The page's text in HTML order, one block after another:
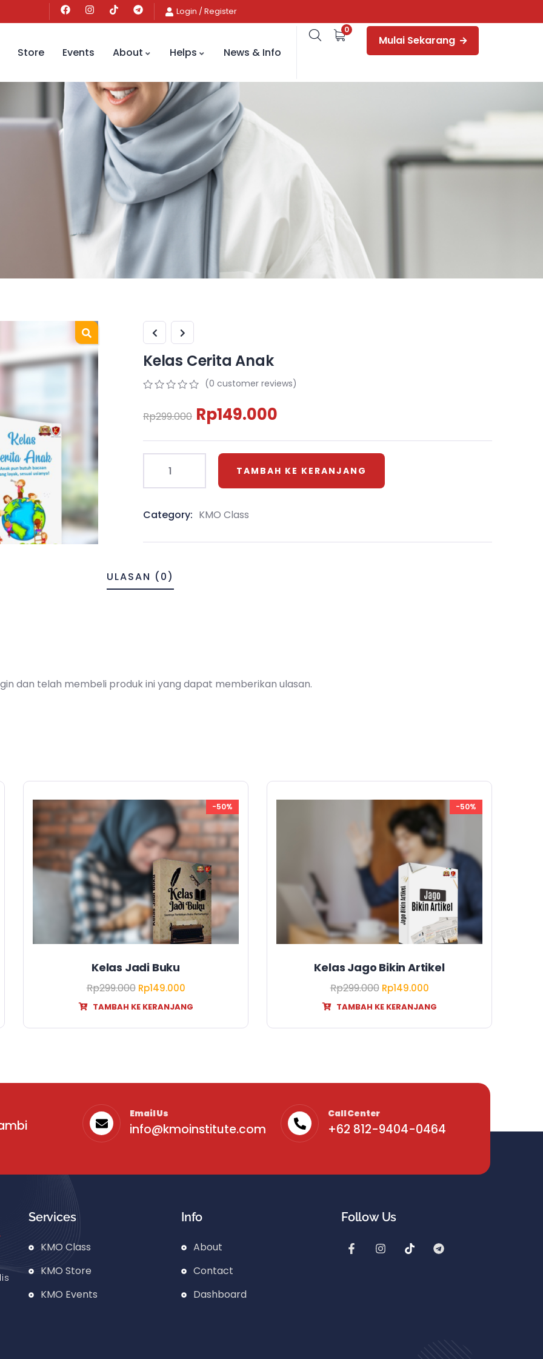
Login /Register
Store Events About Helps News & Info
0
Mulai Sekarang
Kelas Cerita Anak
of
on
customer
(0 customer reviews)
Rp299.000 Rp149.000
TAMBAH KE KERANJANG
Category: KMO Class
ULASAN (0)
dan telah membeli produk ini yang dapat memberikan ulasan.
-50%
Kelas Jadi Buku
Rp299.000 Rp149.000
TAMBAH KE KERANJANG
-50%
Kelas Jago Bikin Artikel
Rp299.000 Rp149.000
TAMBAH KE KERANJANG
Email Us
info@kmoinstitute.com
Call Center
+62 812-9404-0464
Services
KMO Class
KMO Store
KMO Events
Info
About
Contact
Dashboard
Follow Us